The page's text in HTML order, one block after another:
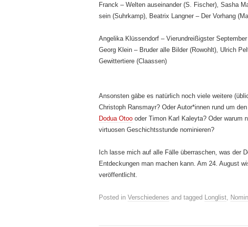
Franck – Welten auseinander (S. Fischer), Sasha
sein (Suhrkamp), Beatrix Langner – Der Vorhang
Angelika Klüssendorf – Vierundreißigster
Georg Klein – Bruder alle Bilder (Rowohlt), Ulrich
Gewittertiere (Claassen)
Ansonsten gäbe es natürlich noch viele weitere
Christoph Ransmayr? Oder Autor*innen rund um
Dodua Otoo oder Timon Karl Kaleyta? Oder warum
virtuosen Geschichtsstunde nominieren?
Ich lasse mich auf alle Fälle überraschen, was der
Entdeckungen man machen kann. Am 24. August
veröffentlicht.
Posted in Verschiedenes and tagged Longlist